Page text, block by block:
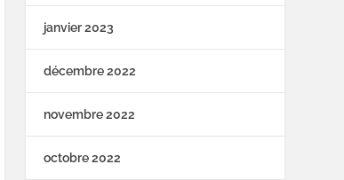
janvier 2023
décembre 2022
novembre 2022
octobre 2022